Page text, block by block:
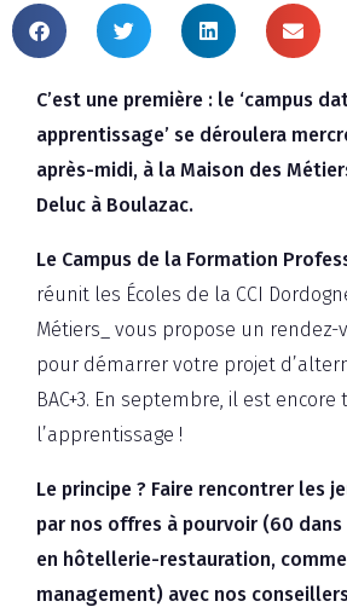
C’est une première : le ‘campus
apprentissage’ se déroulera
après-midi, à la Maison des
Deluc à Boulazac.
Le Campus de la Formation
réunit les Écoles de la CCI
Métiers_ vous propose un rendez-
pour démarrer votre projet
BAC+3. En septembre, il est
l’apprentissage !
Le principe ? Faire rencontrer les
par nos offres à pourvoir (60 dans
en hôtellerie-restauration,
management) avec nos